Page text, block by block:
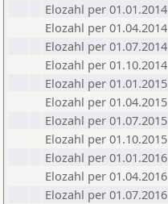
Elozahl per 01.01.2014
Elozahl per 01.04.2014
Elozahl per 01.07.2014
Elozahl per 01.10.2014
Elozahl per 01.01.2015
Elozahl per 01.04.2015
Elozahl per 01.07.2015
Elozahl per 01.10.2015
Elozahl per 01.01.2016
Elozahl per 01.04.2016
Elozahl per 01.07.2016